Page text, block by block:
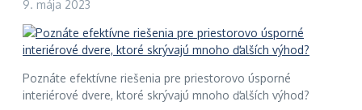
9. mája 2023
Poznáte efektívne riešenia pre priestorovo úsporné
interiérové dvere, ktoré skrývajú mnoho ďalších výhod?